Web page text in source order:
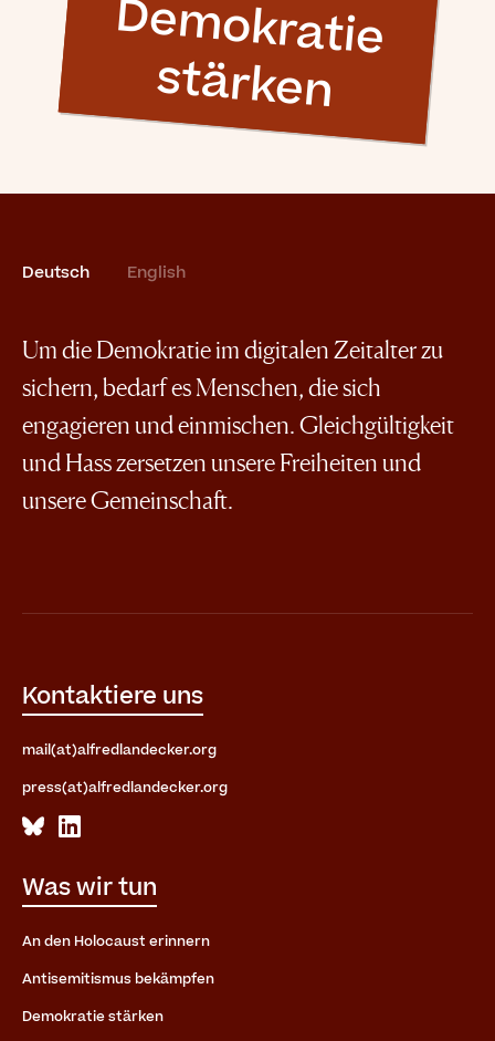
D
e
m
o
k
ra
tie
stä
rk
e
n
Deutsch English
Um die Demokratie im digitalen Zeitalter zu
sichern, bedarf es Menschen, die sich
engagieren und einmischen. Gleichgültigkeit
und Hass zersetzen unsere Freiheiten und
unsere Gemeinschaft.
Kontaktiere uns
mail(at)alfredlandecker.org
press(at)alfredlandecker.org
Was wir tun
An den Holocaust erinnern
Antisemitismus bekämpfen
Demokratie stärken